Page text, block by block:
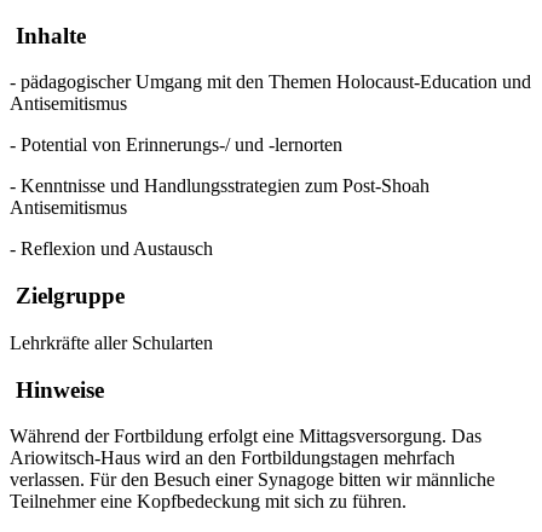
Inhalte
- pädagogischer Umgang mit den Themen Holocaust-Education und
Antisemitismus
- Potential von Erinnerungs-/ und -lernorten
- Kenntnisse und Handlungsstrategien zum Post-Shoah
Antisemitismus
- Reflexion und Austausch
Zielgruppe
Lehrkräfte aller Schularten
Hinweise
Während der Fortbildung erfolgt eine Mittagsversorgung. Das
Ariowitsch-Haus wird an den Fortbildungstagen mehrfach
verlassen. Für den Besuch einer Synagoge bitten wir männliche
Teilnehmer eine Kopfbedeckung mit sich zu führen.